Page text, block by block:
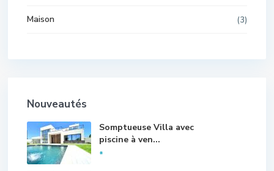
Maison (3)
Nouveautés
Somptueuse Villa avec
piscine à ven...
*